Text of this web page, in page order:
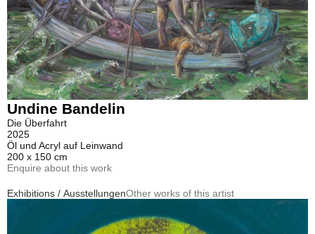
Undine Bandelin
Die Überfahrt
2025
Öl und Acryl auf Leinwand
200 x 150 cm
Enquire about this work
Exhibitions / AusstellungenOther works of this artist